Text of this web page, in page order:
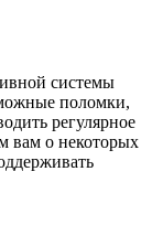
системы
поломки,
регулярное
вам о некоторых